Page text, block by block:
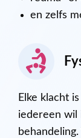
en zelfs
Elke klacht
iedereen wil